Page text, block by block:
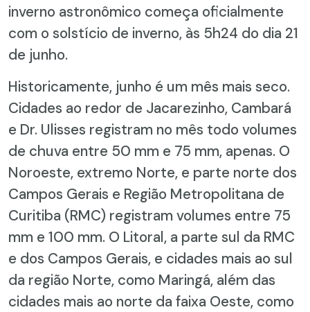
inverno astronômico começa oficialmente
com o solstício de inverno, às 5h24 do dia 21
de junho.
Historicamente, junho é um mês mais seco.
Cidades ao redor de Jacarezinho, Cambará
e Dr. Ulisses registram no mês todo volumes
de chuva entre 50 mm e 75 mm, apenas. O
Noroeste, extremo Norte, e parte norte dos
Campos Gerais e Região Metropolitana de
Curitiba (RMC) registram volumes entre 75
mm e 100 mm. O Litoral, a parte sul da RMC
e dos Campos Gerais, e cidades mais ao sul
da região Norte, como Maringá, além das
cidades mais ao norte da faixa Oeste, como